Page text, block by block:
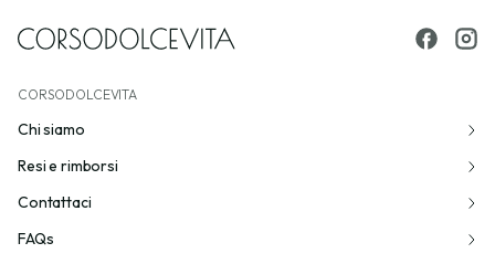
CORSODOLCEVITA
Chi siamo
Resi e rimborsi
Contattaci
FAQs